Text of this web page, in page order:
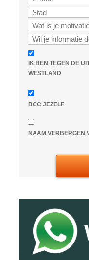
IK BEN TEGEN DE
WESTLAND
BCC JEZELF
NAAM VERBERGEN